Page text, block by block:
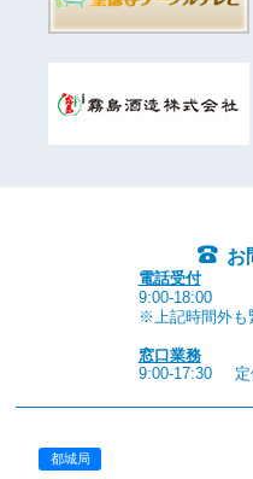
お
電話受付
9:00-18:00
※上記時間外も
窓口業務
9:00-17:30
都城局